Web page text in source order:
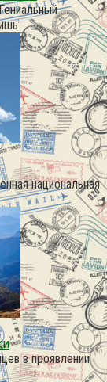
национальная
в проявлении